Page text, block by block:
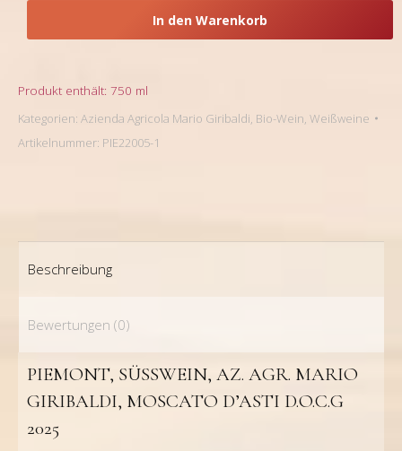
Moscato
D.O.C.G
2025
In den Warenkorb
Produkt enthält: 750 ml
Kategorien: Azienda Agricola Mario Giribaldi, Bio-Wein, Weißweine
Artikelnummer: PIE22005-1
Beschreibung
Bewertungen (0)
PIEMONT, SÜSSWEIN, AZ. AGR. MARIO
GIRIBALDI, MOSCATO D’ASTI D.O.C.G
2025